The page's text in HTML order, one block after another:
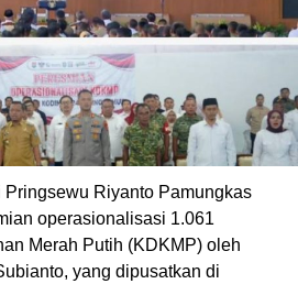
Riyanto Pamungkas
operasionalisasi 1.061
Merah Putih (KDKMP) oleh
yang dipusatkan di